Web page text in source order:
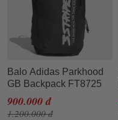
Balo Adidas Parkhood
GB Backpack FT8725
Màu Đen
900.000 đ
1.200.000 đ